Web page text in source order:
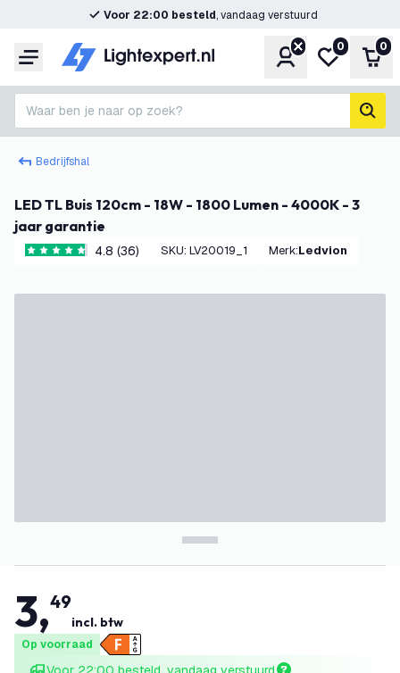
Voor 22:00 besteld, vandaag verstuurd
Menu Account
Mijn
0 0
Waar ben je naar op zoek?
Bedrijfshal
LED TL Buis 120cm - 18W - 1800 Lumen - 4000K - 3
jaar garantie
4.8 score sterren
4.8 (36) SKU: LV20019_1 Merk: Ledvion
3,49
incl. btw
Op voorraad